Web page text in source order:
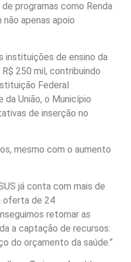
programas como Renda
apenas apoio
instituições de ensino da
250 mil, contribuindo
Federal
União, o Município
de inserção no
mesmo com o aumento
já conta com mais de
oferta de 24
retomar as
a captação de recursos:
do orçamento da saúde.”